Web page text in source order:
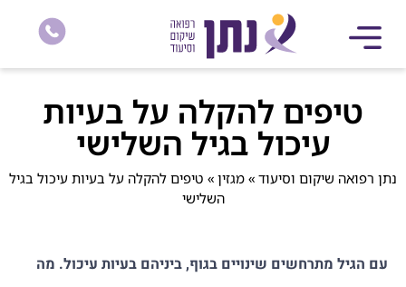
טיפים להקלה על בעיות
עיכול בגיל השלישי
נתן רפואה שיקום וסיעוד » מגזין » טיפים להקלה על בעיות עיכול בגיל
השלישי
עם הגיל מתרחשים שינויים בגוף, ביניהם בעיות עיכול. מה